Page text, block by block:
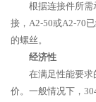
根据连接件所
接，A2-50或A2-70
的螺丝。
经济性
在满足性能要
价。一般情况下，